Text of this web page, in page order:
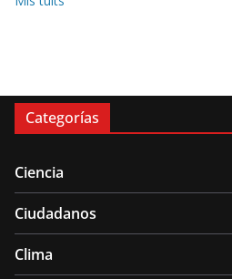
Categorías
Ciencia
Ciudadanos
Clima